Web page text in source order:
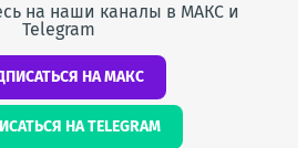
на наши каналы в МАКС и
Telegram
НА МАКС
НА TELEGRAM